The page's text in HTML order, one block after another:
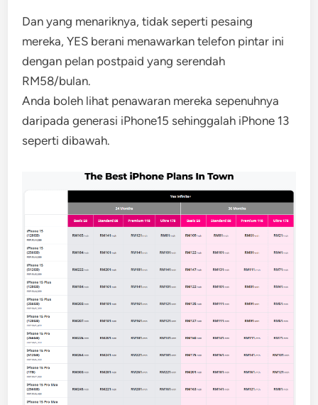
Dan yang menariknya, tidak seperti pesaing
mereka, YES berani menawarkan telefon pintar ini
dengan pelan postpaid yang serendah
RM58/bulan.
Anda boleh lihat penawaran mereka sepenuhnya
daripada generasi iPhone15 sehinggalah iPhone 13
seperti dibawah.